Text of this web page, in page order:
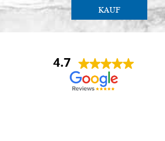
KAUF
4.7
Anna Maria Negri